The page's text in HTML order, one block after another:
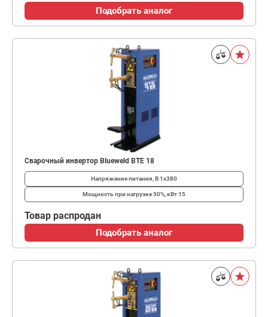
Подобрать аналог
Сварочный инвертор Blueweld BTE 18
Напряжение питания, В1х380
Мощность при нагрузке 50%, кВт15
Товар распродан
Подобрать аналог